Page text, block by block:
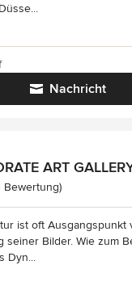
Nachricht
ART
5 von 5
Bewertung)
ist oft Ausgangspunkt
seiner Bilder. Wie zum
Dyn...